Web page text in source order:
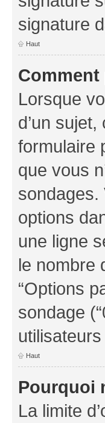
signature
Haut
Lorsque
d’un
formulaire
que vous
sondages.
options
une ligne
le nombre
“Options
sondage
Haut
Pourquoi
La limite